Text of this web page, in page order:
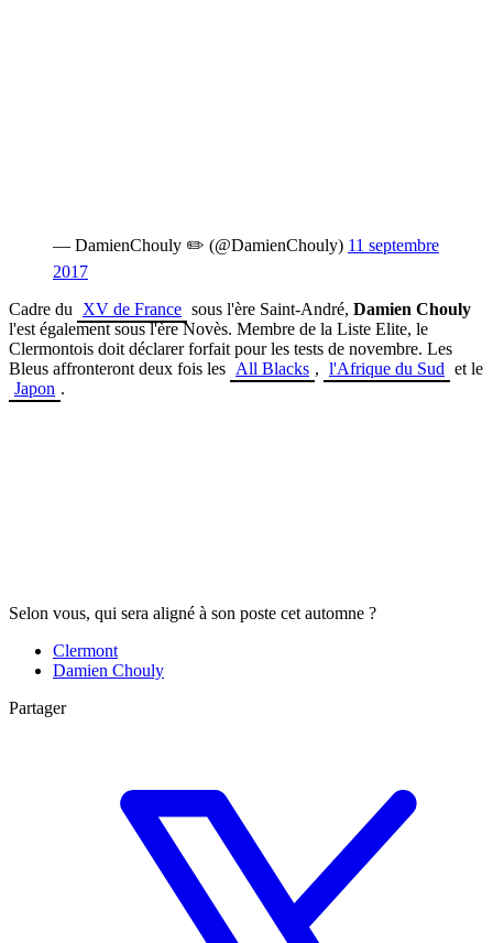
— DamienChouly ✏️ (@DamienChouly) 11 septembre
2017
Cadre du
XV de France sous l'ère Saint-André, Damien Chouly
l'est également sous l'ère Novès. Membre de la Liste Elite, le
Clermontois doit déclarer forfait pour les tests de novembre. Les
Bleus affronteront deux fois les All Blacks , l'Afrique du Sud et le
Japon .
Selon vous, qui sera aligné à son poste cet automne ?
Clermont
Damien Chouly
Partager